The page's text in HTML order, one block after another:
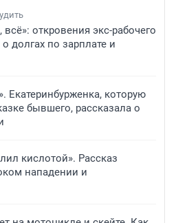
всё»: откровения экс-рабочего
долгах по зарплате и
Екатеринбурженка, которую
бывшего, рассказала о
кислотой». Рассказ
нападении и